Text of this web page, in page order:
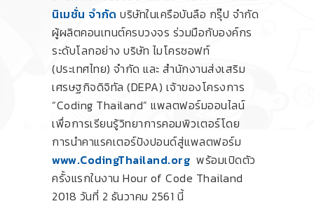
นิเมชั่น จำกัด บริษัทในเครือบันลือ กรุ๊ป จำกัด
ผู้ผลิตคอนเทนต์ครบวงจร ร่วมมือกับองค์กร
ระดับโลกอย่าง บริษัท ไมโครซอฟท์
(ประเทศไทย) จำกัด และ สำนักงานส่งเสริม
เศรษฐกิจดิจิทัล (DEPA) เจ้าของโครงการ
“Coding Thailand” แพลตฟอร์มออนไลน์
เพื่อการเรียนรู้วิทยาการคอมพิวเตอร์โดย
การนำคาแรคเตอร์ปังปอนด์สู่แพลตฟอร์ม
www.CodingThailand.org พร้อมเปิดตัว
ครั้งแรกในงาน Hour of Code Thailand
2018 วันที่ 2 ธันวาคม 2561 นี้